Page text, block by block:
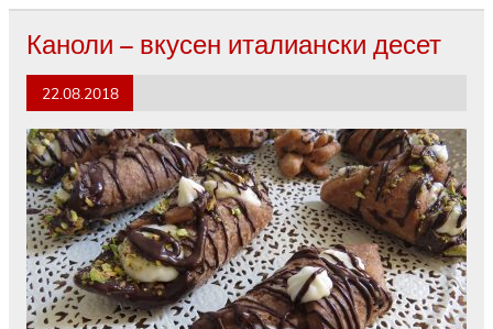
Каноли – вкусен италиански десет
22.08.2018